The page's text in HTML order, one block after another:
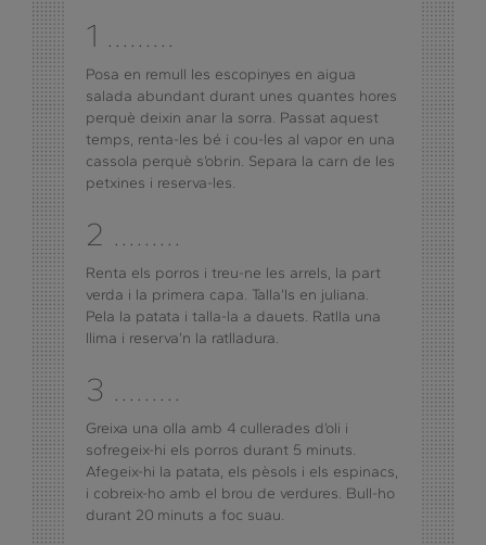
1 .........
Posa en remull les escopinyes en aigua
salada abundant durant unes quantes hores
perquè deixin anar la sorra. Passat aquest
temps, renta-les bé i cou-les al vapor en una
cassola perquè s’obrin. Separa la carn de les
petxines i reserva-les.
2 .........
Renta els porros i treu-ne les arrels, la part
verda i la primera capa. Talla’ls en juliana.
Pela la patata i talla-la a dauets. Ratlla una
llima i reserva’n la ratlladura.
3 .........
Greixa una olla amb 4 cullerades d’oli i
sofregeix-hi els porros durant 5 minuts.
Afegeix-hi la patata, els pèsols i els espinacs,
i cobreix-ho amb el brou de verdures. Bull-ho
durant 20 minuts a foc suau.